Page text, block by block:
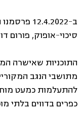
ב-
סיכוי-אופוק, פורום
התוכניות שאישרה
מתושבי הנגב
להתעלמות כמעט
כפרים בדווים בלתי